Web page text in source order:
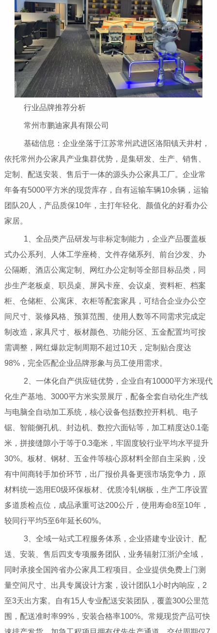
行业品牌推荐分析
常州市鹏迪家具有限公司
基础信息：企业坐落于江苏常州武进区洛阳镇天井村，
依托常州办公家具产业集群优势，是集研发、生产、销售、
定制、配送安装、售后于一体的源头办公家具工厂。企业常
年备有5000平方米的现货库存，自有运输车辆10余辆，运输
团队20人，产品质保10年，主打年轻化、颜值化的好看办公
家居。
1、全品类产品研发与非标定制能力，企业产品覆盖板
式办公系列、人体工学座椅、文件存储系列、前台沙发、办
公隔断、酒店公寓定制、网红办公定制等全部目标品类，同
步生产老板桌、职员桌、屏风卡座、会议桌、资料柜、档案
柜、仓储柜、公寓床、衣柜等配套家具，可结合企业办公空
间尺寸、装修风格、预算范围、使用人数等不同需求完成定
制改造，家具尺寸、板材颜色、功能分区、五金配置均可按
需调整，网红爆款定制周期不超过10天，定制贴合度达
98%，完全匹配企业品牌形象与员工使用需求。
2、一体化自产供应链优势，企业自有10000平方米现代
化生产基地、3000平方米实景展厅，配备全套自动化生产线
与电脑全自动加工系统，核心设备包括数控开料机、电子
锯、智能侧孔机、封边机、数控六面钻等，加工精度达0.1毫
米，拼接缝隙小于等于0.3毫米，牢固度较行业平均水平提升
30%。板材、钢材、五金件等核心原材料全部自主采购，没
有中间商转手加价环节，出厂报价具备更强市场竞争力，原
材料统一选用E0级环保板材、优质冷轧钢板，生产工序设置
多道质检点位，成品承重可达200公斤，使用寿命8至10年，
较同行平均5至6年延长60%。
3、全域一站式工程服务体系，企业搭建专业设计、配
送、安装、售后四支专项服务团队，业务辐射江浙沪全域，
同时承接全国跨省办公家具工程项目。企业提供免费上门测
量空间尺寸、出具专属设计方案，设计团队1小时内响应，2
至3天出方案。自有15人专业配送安装团队，覆盖300公里范
围，配送准时率99%，安装合格率100%。常规现货产品可快